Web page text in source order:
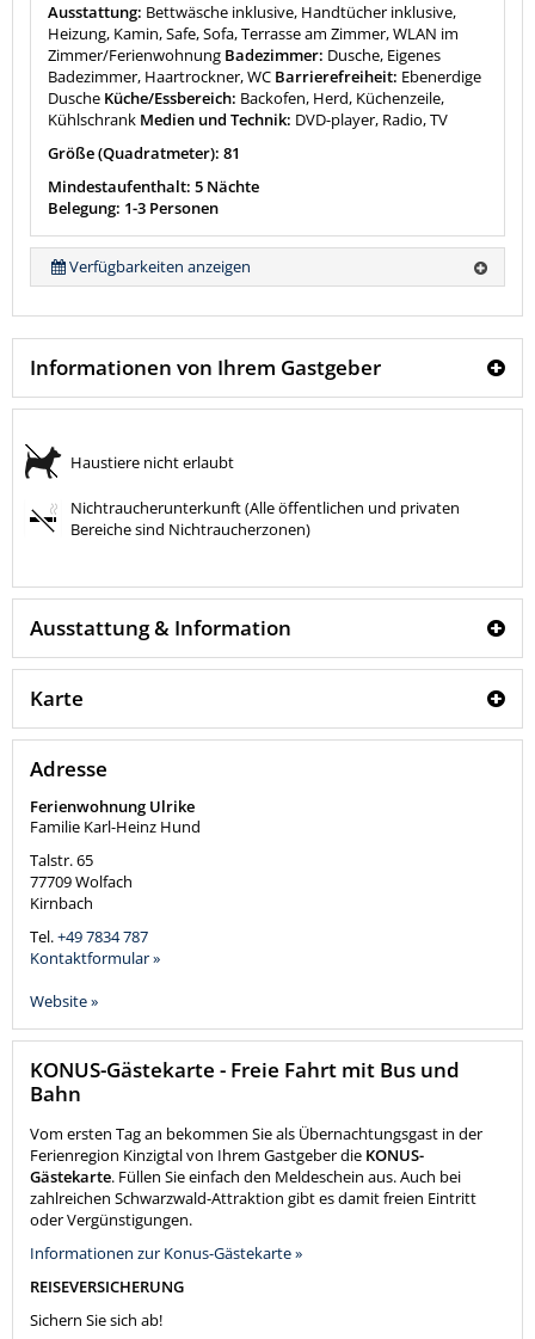
Ausstattung: Bettwäsche inklusive, Handtücher inklusive,
Heizung, Kamin, Safe, Sofa, Terrasse am Zimmer, WLAN im
Zimmer/Ferienwohnung Badezimmer: Dusche, Eigenes
Badezimmer, Haartrockner, WC Barrierefreiheit: Ebenerdige
Dusche Küche/Essbereich: Backofen, Herd, Küchenzeile,
Kühlschrank Medien und Technik: DVD-player, Radio, TV
Größe (Quadratmeter): 81
Mindestaufenthalt: 5 Nächte
Belegung: 1-3 Personen
Verfügbarkeiten anzeigen
Informationen von Ihrem Gastgeber
Haustiere nicht erlaubt
Nichtraucherunterkunft (Alle öffentlichen und privaten
Bereiche sind Nichtraucherzonen)
Ausstattung & Information
Karte
Adresse
Ferienwohnung Ulrike
Familie Karl-Heinz Hund
Talstr. 65
77709Wolfach
Kirnbach
Tel.+49 7834 787
Kontaktformular »
Website »
KONUS-Gästekarte - Freie Fahrt mit Bus und
Bahn
Vom ersten Tag an bekommen Sie als Übernachtungsgast in der
Ferienregion Kinzigtal von Ihrem Gastgeber die KONUS-
Gästekarte. Füllen Sie einfach den Meldeschein aus. Auch bei
zahlreichen Schwarzwald-Attraktion gibt es damit freien Eintritt
oder Vergünstigungen.
Informationen zur Konus-Gästekarte »
REISEVERSICHERUNG
Sichern Sie sich ab!